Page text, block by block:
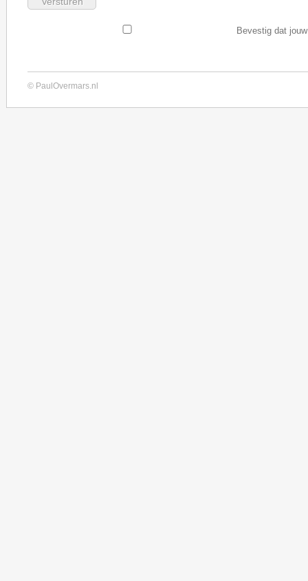
Bevestig dat
© PaulOvermars.nl